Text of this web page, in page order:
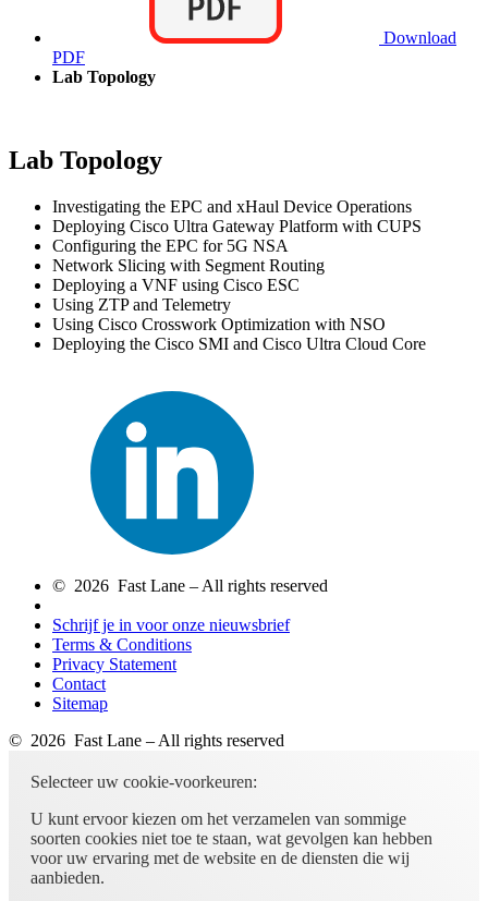
Download
PDF
Lab Topology
Lab Topology
Investigating the EPC and xHaul Device Operations
Deploying Cisco Ultra Gateway Platform with CUPS
Configuring the EPC for 5G NSA
Network Slicing with Segment Routing
Deploying a VNF using Cisco ESC
Using ZTP and Telemetry
Using Cisco Crosswork Optimization with NSO
Deploying the Cisco SMI and Cisco Ultra Cloud Core
© 2026 Fast Lane – All rights reserved
Schrijf je in voor onze nieuwsbrief
Terms & Conditions
Privacy Statement
Contact
Sitemap
© 2026 Fast Lane – All rights reserved
Selecteer uw cookie-voorkeuren:
U kunt ervoor kiezen om het verzamelen van sommige
soorten cookies niet toe te staan, wat gevolgen kan hebben
voor uw ervaring met de website en de diensten die wij
aanbieden.